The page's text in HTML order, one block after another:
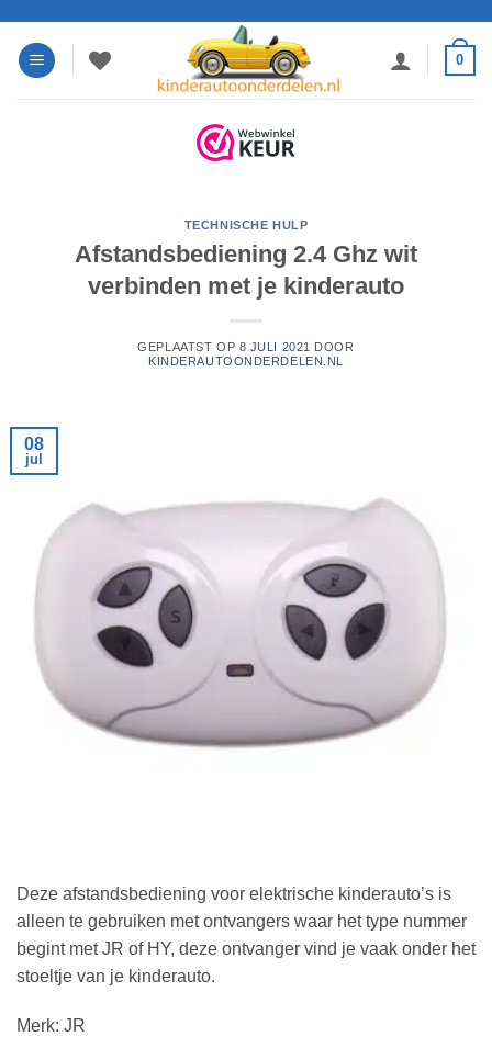
naar
inhoud
0
TECHNISCHE HULP
Afstandsbediening 2.4 Ghz wit
verbinden met je kinderauto
GEPLAATST OP 8 JULI 2021 DOOR
KINDERAUTOONDERDELEN.NL
08
jul
Deze afstandsbediening voor elektrische kinderauto’s is
alleen te gebruiken met ontvangers waar het type nummer
begint met JR of HY, deze ontvanger vind je vaak onder het
stoeltje van je kinderauto.
Merk: JR